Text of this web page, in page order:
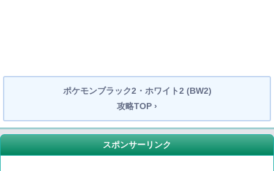
ポケモンブラック2・ホワイト2 (BW2)
攻略TOP ›
スポンサーリンク